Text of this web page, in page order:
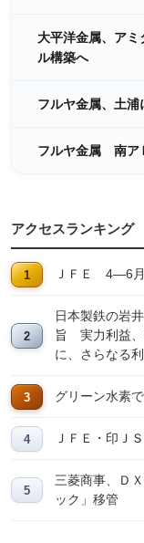
大平洋金属、ア
ル構築へ
フルヤ金属、土浦
フルヤ金属 南ア
アクセスランキング
ＪＦＥ 4―6
日本製鉄の岩
旨 実力利益
に、さらなる
グリーン水素
ＪＦＥ・印Ｊ
三菱商事、Ｄ
ック」移管